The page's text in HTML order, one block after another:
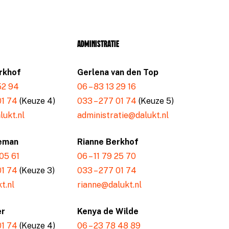
94
74 (Keuze 4)
61
74 (Keuze 3)
74 (Keuze 4)
Administratie
Gerlena van den Top
06 – 83 13 29 16
033 – 277 01 74 (Keuze 5)
administratie@dalukt.nl
Rianne Berkhof
06 – 11 79 25 70
033 – 277 01 74
rianne@dalukt.nl
Kenya de Wilde
06 – 23 78 48 89